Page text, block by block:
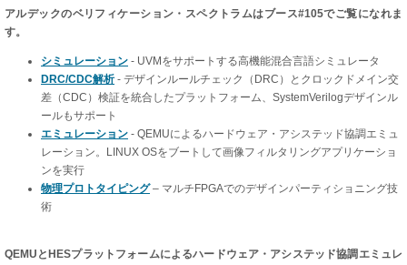
アルデックのベリフィケーション・スペクトラムはブース#105でご覧になれま
す。
シミュレーション - UVMをサポートする高機能混合言語シミュレータ
DRC/CDC解析- デザインルールチェック（DRC）とクロックドメイン交
差（CDC）検証を統合したプラットフォーム、SystemVerilogデザインル
ールもサポート
エミュレーション - QEMUによるハードウェア・アシステッド協調エミュ
レーション。LINUX OSをブートして画像フィルタリングアプリケーショ
ンを実行
物理プロトタイピング– マルチFPGAでのデザインパーティショニング技
術
QEMUとHESプラットフォームによるハードウェア・アシステッド協調エミュレ